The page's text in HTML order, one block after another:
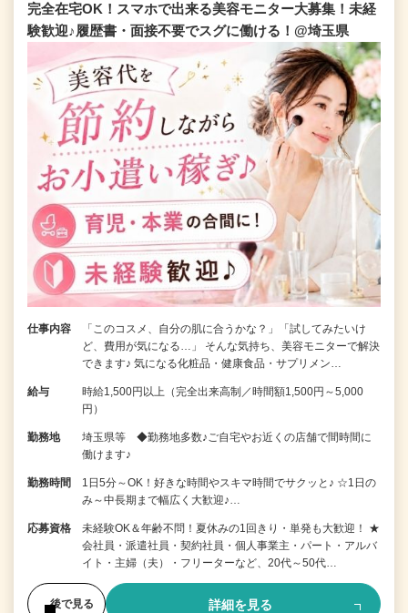
完全在宅OK！スマホで出来る美容モニター大募集！未経
験歓迎♪履歴書・面接不要でスグに働ける！@埼玉県
仕事内容
「このコスメ、自分の肌に合うかな？」「試してみたいけ
ど、費用が気になる…」 そんな気持ち、美容モニターで解決
できます♪ 気になる化粧品・健康食品・サプリメン…
給与
時給1,500円以上（完全出来高制／時間額1,500円～5,000
円）
勤務地
埼玉県等 ◆勤務地多数♪ご自宅やお近くの店舗で間時間に
働けます♪
勤務時間
1日5分～OK！好きな時間やスキマ時間でサクッと♪ ☆1日の
み～中長期まで幅広く大歓迎♪…
応募資格
未経験OK＆年齢不問！夏休みの1回きり・単発も大歓迎！ ★
会社員・派遣社員・契約社員・個人事業主・パート・アルバ
イト・主婦（夫）・フリーターなど、20代～50代…
後で見る 詳細を見る